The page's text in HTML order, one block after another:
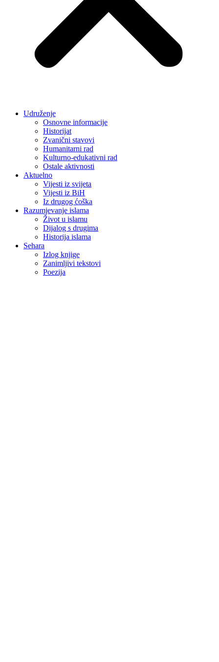
Udruženje
Osnovne informacije
Historijat
Zvanični stavovi
Humanitarni rad
Kulturno-edukativni rad
Ostale aktivnosti
Aktuelno
Vijesti iz svijeta
Vijesti iz BiH
Iz drugog ćoška
Razumjevanje islama
Život u islamu
Dijalog s drugima
Historija islama
Sehara
Izlog knjige
Zanimljivi tekstovi
Poezija